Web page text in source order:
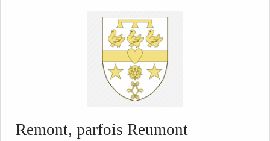
Remont, parfois Reumont